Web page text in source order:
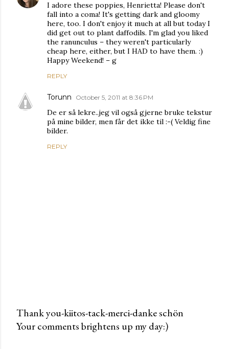
I adore these poppies, Henrietta! Please don't
fall into a coma! It's getting dark and gloomy
here, too. I don't enjoy it much at all but today I
did get out to plant daffodils. I'm glad you liked
the ranunculus – they weren't particularly
cheap here, either, but I HAD to have them. :)
Happy Weekend! – g
REPLY
Torunn October 5, 2011 at 8:36 PM
De er så lekre..jeg vil også gjerne bruke tekstur
på mine bilder, men får det ikke til :-( Veldig fine
bilder.
REPLY
P
Thank you-kiitos-tack-merci-danke schön
Your comments brightens up my day:)